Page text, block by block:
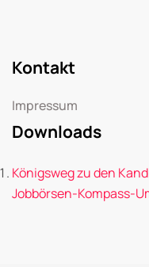
Kontakt
Impressum
Downloads
Königsweg zu den
Jobbörsen-Kompass-